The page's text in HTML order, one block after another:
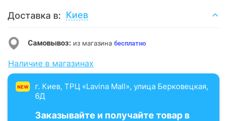
Доставка в: Киев
Самовывоз: из магазина бесплатно
Наличие в магазинах
NEW
г. Киев, ТРЦ «Lavina Mall», улица Берковецкая,
6Д
Заказывайте и получайте товар в